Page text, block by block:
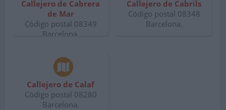
Callejero de Cabrera
de Mar
Código postal 08349
Barcelona.
Callejero de Cabrils
Código postal 08348
Barcelona.
Callejero de Calaf
Código postal 08280
Barcelona.